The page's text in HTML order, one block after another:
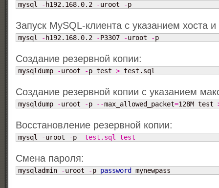
mysql - h192.168.0.2 -uroot -p
Запуск MySQL-клиента c указанием хоста и
mysql - h192.168.0.2 -P3307 -uroot -p
Создание резервной копии:
mysqldump -uroot -p test > test.sql
Создание резервной копии c указанием
mysqldump -uroot -p --max_allowed_packet=128M test
Восстановление резервной копии:
mysql -uroot -p test.sql test
Смена пароля:
mysqladmin -uroot -p password mynewpass